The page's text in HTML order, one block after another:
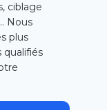
ciblage
Nous
plus
qualifiés